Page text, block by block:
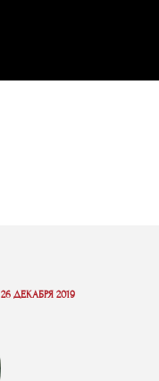
26 ДЕКАБРЯ 2019